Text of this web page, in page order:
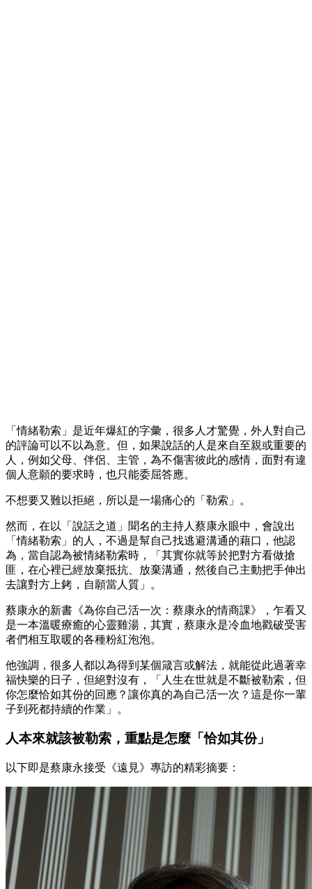
「情緒勒索」是近年爆紅的字彙，很多人才驚覺，外人對自己
的評論可以不以為意。但，如果說話的人是來自至親或重要的
人，例如父母、伴侶、主管，為不傷害彼此的感情，面對有違
個人意願的要求時，也只能委屈答應。
不想要又難以拒絕，所以是一場痛心的「勒索」。
然而，在以「說話之道」聞名的主持人蔡康永眼中，會說出
「情緒勒索」的人，不過是幫自己找逃避溝通的藉口，他認
為，當自認為被情緒勒索時，「其實你就等於把對方看做搶
匪，在心裡已經放棄抵抗、放棄溝通，然後自己主動把手伸出
去讓對方上銬，自願當人質」。
蔡康永的新書《為你自己活一次：蔡康永的情商課》，乍看又
是一本溫暖療癒的心靈雞湯，其實，蔡康永是冷血地戳破受害
者們相互取暖的各種粉紅泡泡。
他強調，很多人都以為得到某個箴言或解法，就能從此過著幸
福快樂的日子，但絕對沒有，「人生在世就是不斷被勒索，但
你怎麼恰如其份的回應？讓你真的為自己活一次？這是你一輩
子到死都持續的作業」。
人本來就該被勒索，重點是怎麼「恰如其份」
以下即是蔡康永接受《遠見》專訪的精彩摘要：